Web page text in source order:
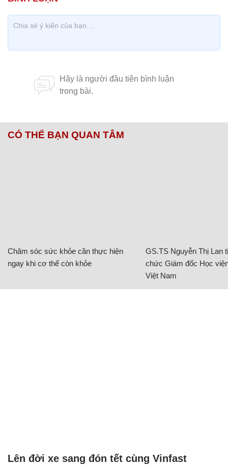
CÓ THỂ BẠN QUAN TÂM
Chăm sóc sức khỏe cần thực hiện
ngay khi cơ thể còn khỏe
GS.TS Nguyễn Thị Lan
chức Giám đốc Học
Việt Nam
Lên đời xe sang đón tết cùng Vinfast